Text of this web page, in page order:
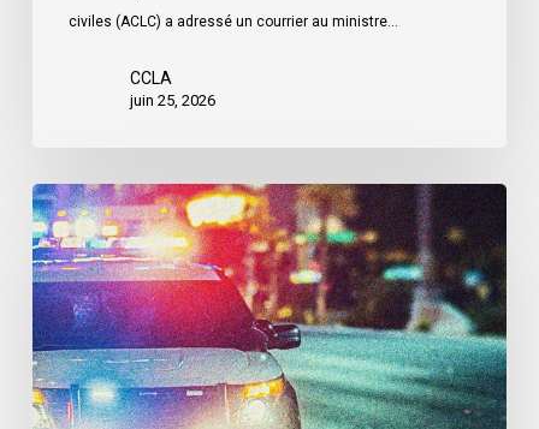
civiles (ACLC) a adressé un courrier au ministre…
CCLA
juin 25, 2026
Appels
en
faveur
d’une
commission
d’enquête
publique
sur